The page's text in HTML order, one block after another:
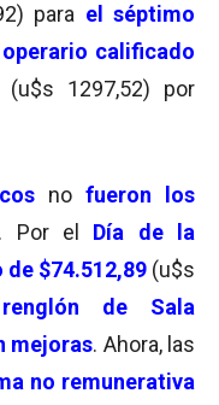
para el séptimo
operario calificado
(u$s 1297,52) por
nofueron los
. Por el
Día de la
de $74.512,89 (u$s
de Sala
mejoras. Ahora, las
no remunerativa